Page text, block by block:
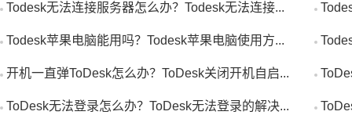
Todesk无法连接服务器怎么办？Todesk无法连接...
Todesk苹果电脑能用吗？Todesk苹果电脑使用方...
开机一直弹ToDesk怎么办？ToDesk关闭开机自启...
ToDesk无法登录怎么办？ToDesk无法登录的解决...